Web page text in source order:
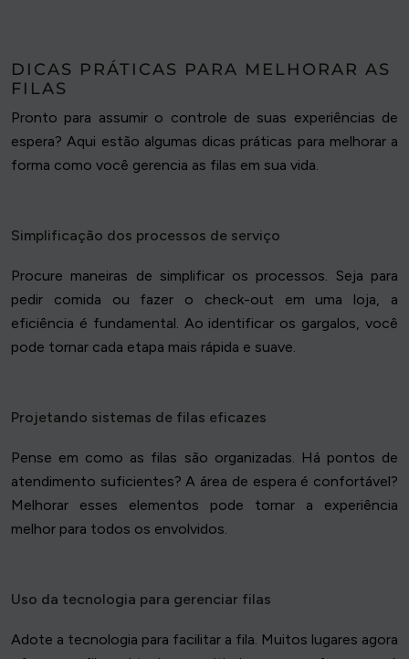
DICAS PRÁTICAS PARA MELHORAR AS
FILAS
Pronto para assumir o controle de suas experiências de
espera? Aqui estão algumas dicas práticas para melhorar a
forma como você gerencia as filas em sua vida.
Simplificação dos processos de serviço
Procure maneiras de simplificar os processos. Seja para
pedir comida ou fazer o check-out em uma loja, a
eficiência é fundamental. Ao identificar os gargalos, você
pode tornar cada etapa mais rápida e suave.
Projetando sistemas de filas eficazes
Pense em como as filas são organizadas. Há pontos de
atendimento suficientes? A área de espera é confortável?
Melhorar esses elementos pode tornar a experiência
melhor para todos os envolvidos.
Uso da tecnologia para gerenciar filas
Adote a tecnologia para facilitar a fila. Muitos lugares agora